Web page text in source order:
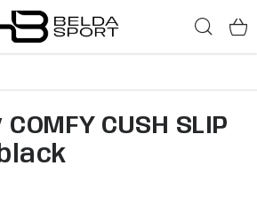
CUSH SLIP